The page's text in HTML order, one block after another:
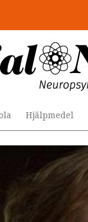
Hjälpmedel